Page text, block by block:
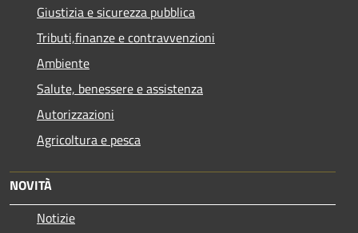
Giustizia e sicurezza pubblica
Tributi,finanze e contravvenzioni
Ambiente
Salute, benessere e assistenza
Autorizzazioni
Agricoltura e pesca
NOVITÀ
Notizie